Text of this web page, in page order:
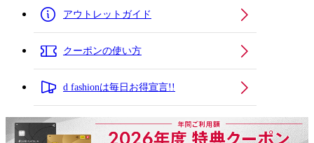
アウトレットガイド
クーポンの使い方
d fashionは毎日お得宣言!!